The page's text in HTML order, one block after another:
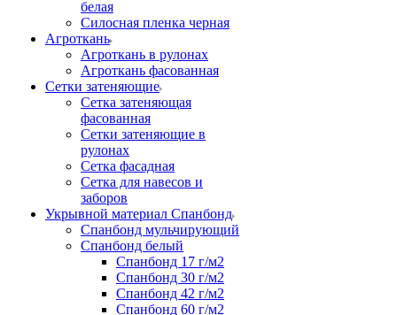
белая
Силосная пленка черная
Агроткань
Агроткань в рулонах
Агроткань фасованная
Сетки затеняющие
Сетка затеняющая
фасованная
Сетки затеняющие в
рулонах
Сетка фасадная
Сетка для навесов и
заборов
Укрывной материал Спанбонд
Спанбонд мульчирующий
Спанбонд белый
Спанбонд 17 г/м2
Спанбонд 30 г/м2
Спанбонд 42 г/м2
Спанбонд 60 г/м2